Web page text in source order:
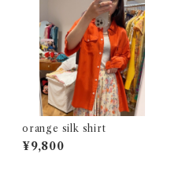
orange silk shirt
¥9,800